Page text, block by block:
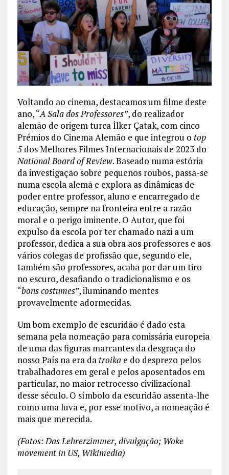
Voltando ao cinema, destacamos um filme deste
ano, “A Sala dos Professores”, do realizador
alemão de origem turca İlker Çatak, com cinco
Prémios do Cinema Alemão e que integrou o top
5dos Melhores Filmes Internacionais de 2023 do
National Board of Review. Baseado numa estória
da investigação sobre pequenos roubos, passa-se
numa escola alemã e explora as dinâmicas de
poder entre professor, aluno e encarregado de
educação, sempre na fronteira entre a razão
moral e o perigo iminente. O Autor, que foi
expulso da escola por ter chamado nazi a um
professor, dedica a sua obra aos professores e aos
vários colegas de profissão que, segundo ele,
também são professores, acaba por dar um tiro
no escuro, desafiando o tradicionalismo e os
“bons costumes”, iluminando mentes
provavelmente adormecidas.
Um bom exemplo de escuridão é dado esta
semana pela nomeação para comissária europeia
de uma das figuras marcantes da desgraça do
nosso País na era da troikae do desprezo pelos
trabalhadores em geral e pelos aposentados em
particular, no maior retrocesso civilizacional
desse século. O símbolo da escuridão assenta-lhe
como uma luva e, por esse motivo, a nomeação é
mais que merecida.
(Fotos: Das Lehrerzimmer, divulgação; Woke
movement in US, Wikimedia)